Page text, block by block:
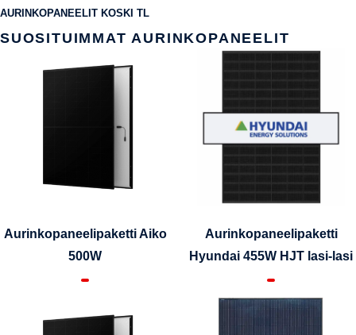
AURINKOPANEELIT KOSKI TL
SUOSITUIMMAT AURINKOPANEELIT
Aurinkopaneelipaketti Aiko
500W
Aurinkopaneelipaketti
Hyundai 455W HJT lasi-lasi